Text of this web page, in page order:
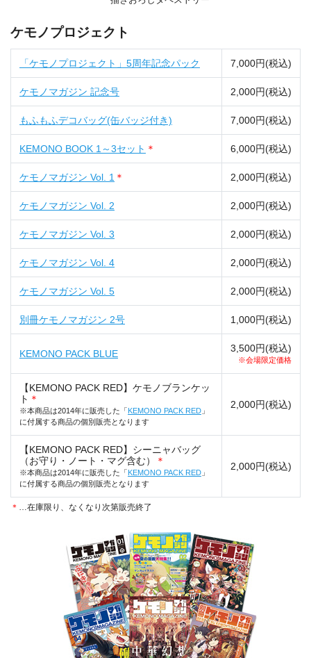
ケモノプロジェクト
「ケモノプロジェクト」5周年記念パック 7,000円(税込)
ケモノマガジン 記念号 2,000円(税込)
もふもふデコバッグ(缶バッジ付き) 7,000円(税込)
KEMONO BOOK 1～3セット ＊ 6,000円(税込)
ケモノマガジン Vol. 1 ＊ 2,000円(税込)
ケモノマガジン Vol. 2 2,000円(税込)
ケモノマガジン Vol. 3 2,000円(税込)
ケモノマガジン Vol. 4 2,000円(税込)
ケモノマガジン Vol. 5 2,000円(税込)
別冊ケモノマガジン 2号 1,000円(税込)
KEMONO PACK BLUE 3,500円(税込)
※会場限定価格
【KEMONO PACK RED】ケモノブランケッ
ト ＊
※本商品は2014年に販売した「KEMONO PACK RED 」
に付属する商品の個別販売となります
2,000円(税込)
【KEMONO PACK RED】シーニャバッグ
（お守り・ノート・マグ含む）
＊
※本商品は2014年に販売した「KEMONO PACK RED 」
に付属する商品の個別販売となります
2,000円(税込)
＊ …在庫限り、なくなり次第販売終了